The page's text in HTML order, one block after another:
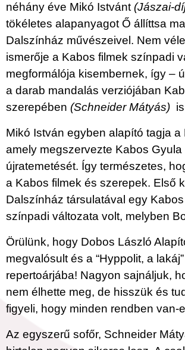
néhány éve Mikó Istvánt(Jászai-
tökéletes alapanyagot Ő állíttsa
Dalszínház művészeivel. Nem
ismerője a Kabos filmek színpadi
megformálója kisembernek, így –
a darab mandalás verziójában
szerepében (Schneider Mátyás)
Mikó István egyben alapító tagja
amely megszervezte Kabos
újratemetését. Így természetes,
a Kabos filmek és szerepek. Első
Dalszínház társulatával egy Kabos
színpadi változata volt, melyben
Örülünk, hogy Dobos László
megvalósult és a “Hyppolit, a
repertoárjába! Nagyon sajnáljuk,
nem élhette meg, de hisszük és
figyeli, hogy minden rendben van-
Az egyszerű sofőr, Schneider